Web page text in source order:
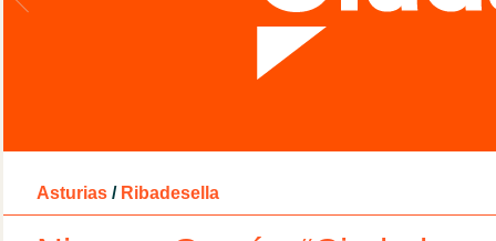
Asturias / Ribadesella